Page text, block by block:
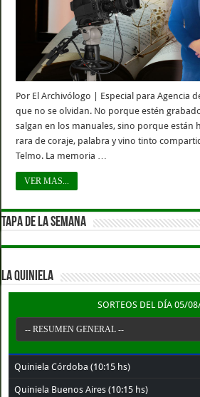
Por El Archivólogo | Especial para Agencia
que no se olvidan. No porque estén
salgan en los manuales, sino porque están
rara de coraje, palabra y vino tinto
Telmo. La memoria …
VER MAS...
TAPA DE LA SEMANA
LA QUINIELA
SORTEOS DEL DÍA 05/
Quiniela Córdoba (10:15 hs)
Quiniela Buenos Aires (10:15 hs)